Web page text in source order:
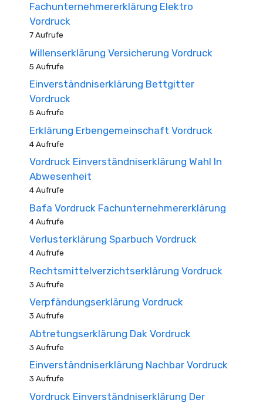
Fachunternehmererklärung Elektro
Vordruck
7 Aufrufe
Willenserklärung Versicherung Vordruck
5 Aufrufe
Einverständniserklärung Bettgitter
Vordruck
5 Aufrufe
Erklärung Erbengemeinschaft Vordruck
4 Aufrufe
Vordruck Einverständniserklärung Wahl In
Abwesenheit
4 Aufrufe
Bafa Vordruck Fachunternehmererklärung
4 Aufrufe
Verlusterklärung Sparbuch Vordruck
4 Aufrufe
Rechtsmittelverzichtserklärung Vordruck
3 Aufrufe
Verpfändungserklärung Vordruck
3 Aufrufe
Abtretungserklärung Dak Vordruck
3 Aufrufe
Einverständniserklärung Nachbar Vordruck
3 Aufrufe
Vordruck Einverständniserklärung Der